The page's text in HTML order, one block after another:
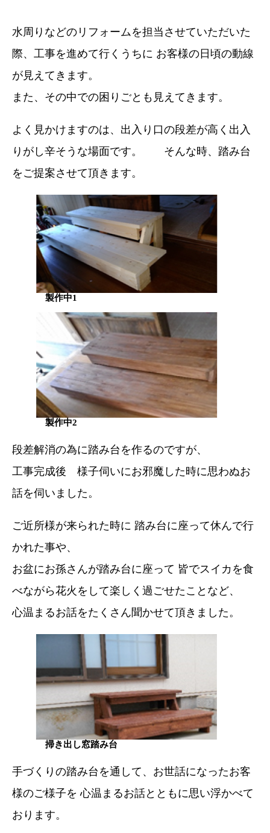
水周りなどのリフォームを担当させていただいた
際、工事を進めて行くうちに お客様の日頃の動線
が見えてきます。
また、その中での困りごとも見えてきます。
よく見かけますのは、出入り口の段差が高く出入
りがし辛そうな場面です。 そんな時、踏み台
をご提案させて頂きます。
製作中1
製作中2
段差解消の為に踏み台を作るのですが、
工事完成後 様子伺いにお邪魔した時に思わぬお
話を伺いました。
ご近所様が来られた時に 踏み台に座って休んで行
かれた事や、
お盆にお孫さんが踏み台に座って 皆でスイカを食
べながら花火をして楽しく過ごせたことなど、
心温まるお話をたくさん聞かせて頂きました。
掃き出し窓踏み台
手づくりの踏み台を通して、お世話になったお客
様のご様子を 心温まるお話とともに思い浮かべて
おります。